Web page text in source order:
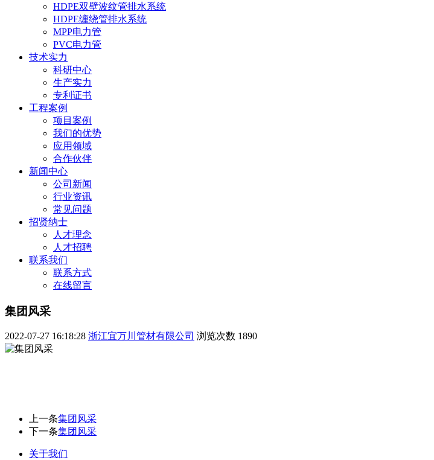
HDPE双壁波纹管排水系统
HDPE缠绕管排水系统
MPP电力管
PVC电力管
技术实力
科研中心
生产实力
专利证书
工程案例
项目案例
我们的优势
应用领域
合作伙伴
新闻中心
公司新闻
行业资讯
常见问题
招贤纳士
人才理念
人才招聘
联系我们
联系方式
在线留言
集团风采
2022-07-27 16:18:28 浙江宜万川管材有限公司 浏览次数 1890
上一条集团风采
下一条集团风采
关于我们